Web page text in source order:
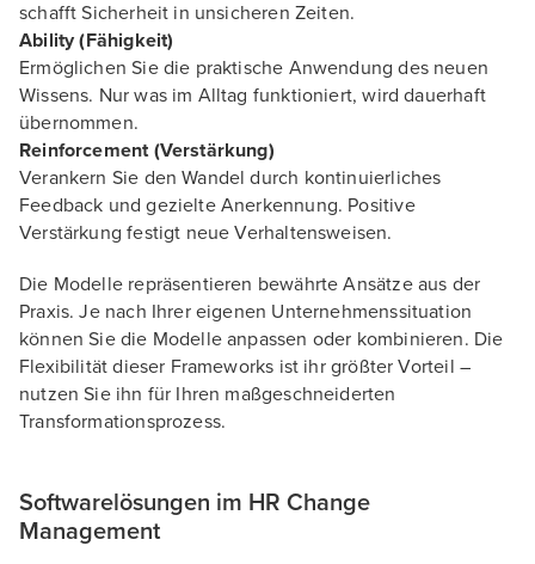
schafft Sicherheit in unsicheren Zeiten.
Ability (Fähigkeit)
Ermöglichen Sie die praktische Anwendung des neuen
Wissens. Nur was im Alltag funktioniert, wird dauerhaft
übernommen.
Reinforcement (Verstärkung)
Verankern Sie den Wandel durch kontinuierliches
Feedback und gezielte Anerkennung. Positive
Verstärkung festigt neue Verhaltensweisen.
Die Modelle repräsentieren bewährte Ansätze aus der
Praxis. Je nach Ihrer eigenen Unternehmenssituation
können Sie die Modelle anpassen oder kombinieren. Die
Flexibilität dieser Frameworks ist ihr größter Vorteil –
nutzen Sie ihn für Ihren maßgeschneiderten
Transformationsprozess.
Softwarelösungen im HR Change
Management